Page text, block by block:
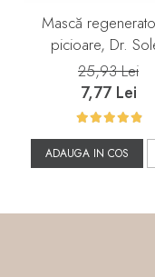
Mască
picioare, Dr.
25,93 Lei
7,77 Lei
ADAUGA IN COS